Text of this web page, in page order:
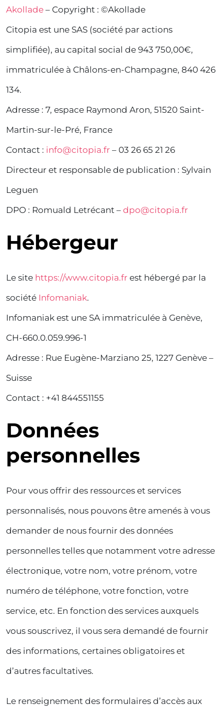
Akollade – Copyright : ©Akollade
Citopia est une SAS (société par actions
simplifiée), au capital social de 943 750,00€,
immatriculée à Châlons-en-Champagne, 840 426
134.
Adresse : 7, espace Raymond Aron, 51520 Saint-
Martin-sur-le-Pré, France
Contact : info@citopia.fr – 03 26 65 21 26
Directeur et responsable de publication : Sylvain
Leguen
DPO : Romuald Letrécant – dpo@citopia.fr
Hébergeur
Le site https://www.citopia.fr est hébergé par la
société Infomaniak.
Infomaniak est une SA immatriculée à Genève,
CH-660.0.059.996-1
Adresse : Rue Eugène-Marziano 25, 1227 Genève –
Suisse
Contact : +41 844551155
Données
personnelles
Pour vous offrir des ressources et services
personnalisés, nous pouvons être amenés à vous
demander de nous fournir des données
personnelles telles que notamment votre adresse
électronique, votre nom, votre prénom, votre
numéro de téléphone, votre fonction, votre
service, etc. En fonction des services auxquels
vous souscrivez, il vous sera demandé de fournir
des informations, certaines obligatoires et
d’autres facultatives.
Le renseignement des formulaires d’accès aux